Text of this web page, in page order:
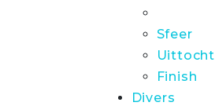
Sfeer
Uittocht
Finish
Divers